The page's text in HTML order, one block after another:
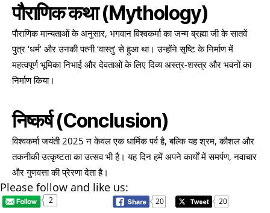
पौराणिक कथा(Mythology)
पौराणिक मान्यताओं के अनुसार, भगवान विश्वकर्मा का जन्म ब्रह्मा जी के सातवें
पुत्र ‘धर्म’ और उनकी पत्नी ‘वास्तु’ से हुआ था। उन्होंने सृष्टि के निर्माण में
महत्वपूर्ण भूमिका निभाई और देवताओं के लिए दिव्य अस्त्र-शस्त्र और भवनों का
निर्माण किया।
निष्कर्ष(Conclusion)
विश्वकर्मा जयंती 2025 न केवल एक धार्मिक पर्व है, बल्कि यह श्रम, कौशल और
तकनीकी उत्कृष्टता का उत्सव भी है। यह दिन हमें अपने कार्यों में समर्पण, नवाचार
और गुणवत्ता की प्रेरणा देता है।
Please follow and like us:
2 20 20